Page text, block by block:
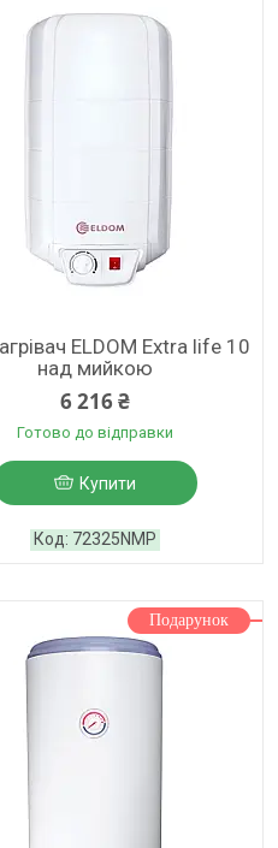
ELDOM Extra life 10
над мийкою
6 216 ₴
Готово до відправки
Купити
72325NMP
Подарунок